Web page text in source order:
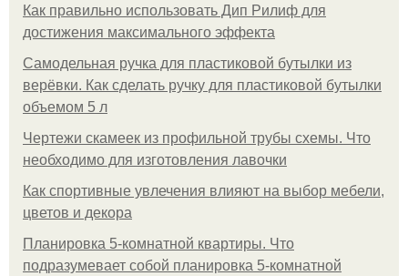
Как правильно использовать Дип Рилиф для
достижения максимального эффекта
Самодельная ручка для пластиковой бутылки из
верёвки. Как сделать ручку для пластиковой бутылки
объемом 5 л
Чертежи скамеек из профильной трубы схемы. Что
необходимо для изготовления лавочки
Как спортивные увлечения влияют на выбор мебели,
цветов и декора
Планировка 5-комнатной квартиры. Что
подразумевает собой планировка 5-комнатной